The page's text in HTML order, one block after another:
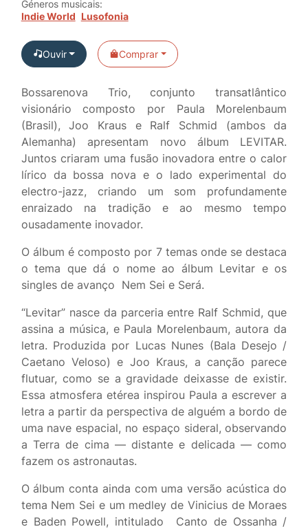
Géneros musicais:
Indie World Lusofonia
Ouvir Comprar
Bossarenova Trio, conjunto transatlântico
visionário composto por Paula Morelenbaum
(Brasil), Joo Kraus e Ralf Schmid (ambos da
Alemanha) apresentam novo álbum LEVITAR.
Juntos criaram uma fusão inovadora entre o calor
lírico da bossa nova e o lado experimental do
electro-jazz, criando um som profundamente
enraizado na tradição e ao mesmo tempo
ousadamente inovador.
O álbum é composto por 7 temas onde se destaca
o tema que dá o nome ao álbum Levitar e os
singles de avanço Nem Sei e Será.
“Levitar” nasce da parceria entre Ralf Schmid, que
assina a música, e Paula Morelenbaum, autora da
letra. Produzida por Lucas Nunes (Bala Desejo /
Caetano Veloso) e Joo Kraus, a canção parece
flutuar, como se a gravidade deixasse de existir.
Essa atmosfera etérea inspirou Paula a escrever a
letra a partir da perspectiva de alguém a bordo de
uma nave espacial, no espaço sideral, observando
a Terra de cima — distante e delicada — como
fazem os astronautas.
O álbum conta ainda com uma versão acústica do
tema Nem Sei e um medley de Vinicius de Moraes
e Baden Powell, intitulado Canto de Ossanha /